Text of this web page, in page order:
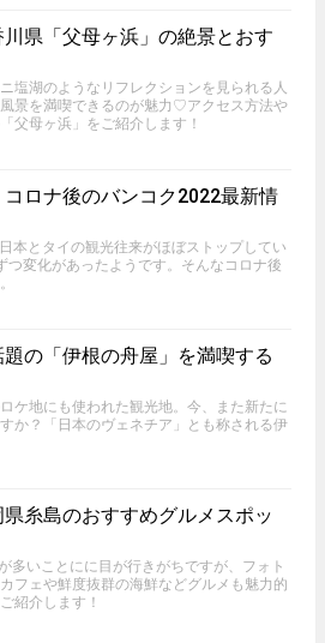
県「父母ヶ浜」の絶景とおす
塩湖のようなリフレクションを見られる人
景を満喫できるのが魅力♡アクセス方法や
父母ヶ浜」をご紹介します！
ロナ後のバンコク2022最新情
本とタイの観光往来がほぼストップしてい
変化があったようです。そんなコロナ後
の「伊根の舟屋」を満喫する
ケ地にも使われた観光地。今、また新たに
か？「日本のヴェネチア」とも称される伊
糸島のおすすめグルメスポッ
多いことにに目が行きがちですが、フォト
フェや鮮度抜群の海鮮などグルメも魅力的
紹介します！